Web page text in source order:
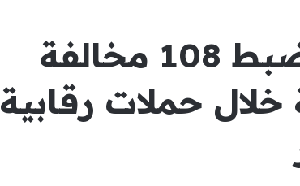
تموين الفيوم: ضبط 108 مخالفة
خلال حملات رقابية